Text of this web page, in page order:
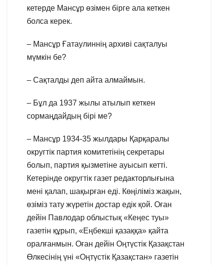
кетерде Мансұр өзімен бірге ала кеткен
болса керек.
– Мансұр Ғатаулиннің архиві сақталуы
мүмкін бе?
– Сақталды деп айта алмаймын.
– Бұл да 1937 жылы атылып кеткен
сормаңдайдың бірі ме?
– Мансұр 1934-35 жылдары Қарқаралы
округтік партия комитетінің секретары
болып, партия қызметіне ауысып кетті.
Кетерінде округтік газет редакторлығына
мені қалап, шақырған еді. Көңіліміз жақын,
өзіміз тату жүретін достар едік қой. Оған
дейін Павлодар облыстық «Кеңес туы»
газетін құрып, «Еңбекші қазаққа» қайта
оралғанмын. Оған дейін Оңтүстік Қазақстан
Өлкесінің үні «Оңтүстік Қазақстан» газетін